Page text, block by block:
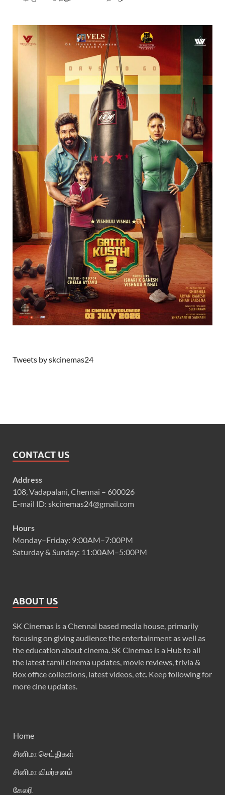
Tweets by skcinemas24
CONTACT US
Address
108, Vadapalani, Chennai – 600026
E-mail ID: skcinemas24@gmail.com
Hours
Monday–Friday: 9:00AM–7:00PM
Saturday & Sunday: 11:00AM–5:00PM
ABOUT US
SK Cinemas is a Chennai based media house, primarily
focusing on giving audience the entertainment as well as
the education about cinema. SK Cinemas is a Hub to all
the latest tamil cinema updates, movie reviews, trivia &
Box office collections, latest videos, etc. Keep following for
more cine updates.
Home
சினிமா செய்திகள்
சினிமா விமர்சனம்
கேலரி